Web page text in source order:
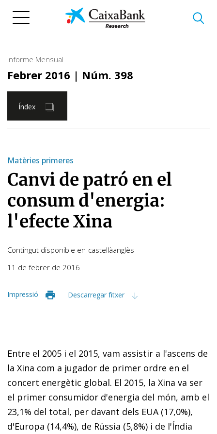
Informe Mensual
Febrer 2016 | Núm. 398
Índex
Matèries primeres
Canvi de patró en el
consum d'energia:
l'efecte Xina
Contingut disponible en castellàanglès
11 de febrer de 2016
Impressió Descarregar fitxer
Entre el 2005 i el 2015, vam assistir a l'ascens de
la Xina com a jugador de primer ordre en el
concert energètic global. El 2015, la Xina va ser
el primer consumidor d'energia del món, amb el
23,1% del total, per davant dels EUA (17,0%),
d'Europa (14,4%), de Rússia (5,8%) i de l'Índia